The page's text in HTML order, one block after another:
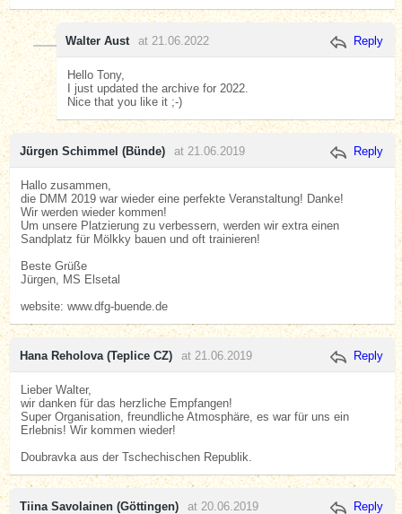
Walter Aust at 21.06.2022 Reply
Hello Tony,
I just updated the archive for 2022.
Nice that you like it ;-)
Jürgen Schimmel (Bünde) at 21.06.2019 Reply
Hallo zusammen,
die DMM 2019 war wieder eine perfekte Veranstaltung! Danke!
Wir werden wieder kommen!
Um unsere Platzierung zu verbessern, werden wir extra einen
Sandplatz für Mölkky bauen und oft trainieren!
Beste Grüße
Jürgen, MS Elsetal
website: www.dfg-buende.de
Hana Reholova (Teplice CZ) at 21.06.2019 Reply
Lieber Walter,
wir danken für das herzliche Empfangen!
Super Organisation, freundliche Atmosphäre, es war für uns ein
Erlebnis! Wir kommen wieder!
Doubravka aus der Tschechischen Republik.
Tiina Savolainen (Göttingen) at 20.06.2019 Reply